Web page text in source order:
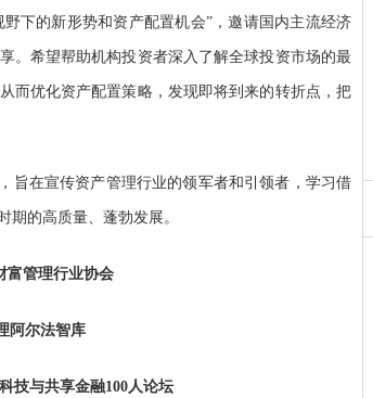
下的新形势和资产配置机会”，邀请国内主流经济
。希望帮助机构投资者深入了解全球投资市场的最
而优化资产配置策略，发现即将到来的转折点，把
旨在宣传资产管理行业的领军者和引领者，学习借
期的高质量、蓬勃发展。
管理行业协会
阿尔法智库
技与共享金融100人论坛